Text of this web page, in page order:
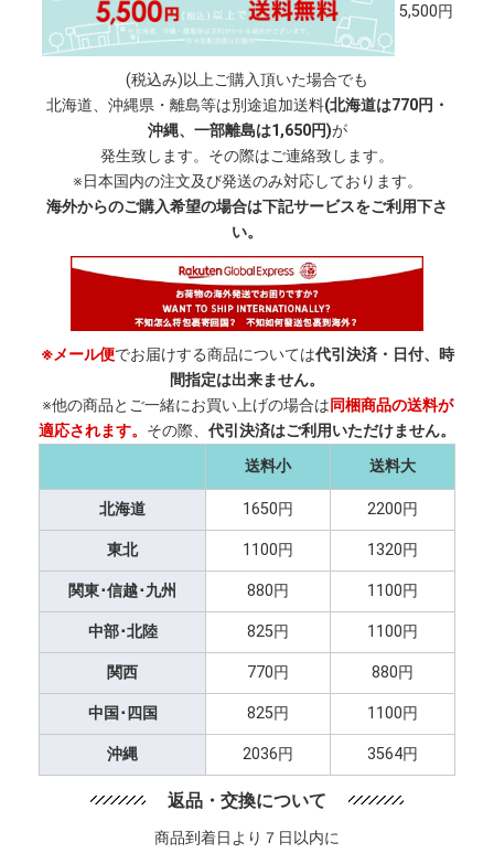
5,500円
(税込み)以上ご購入頂いた場合でも
北海道、沖縄県・離島等は別途追加送料(北海道は770円・
沖縄、一部離島は1,650円)が
発生致します。その際はご連絡致します。
※日本国内の注文及び発送のみ対応しております。
海外からのご購入希望の場合は下記サービスをご利用下さ
い。
※メール便でお届けする商品については代引決済・日付、時
間指定は出来ません。
※他の商品とご一緒にお買い上げの場合は同梱商品の送料が
適応されます。 その際、 代引決済はご利用いただけません。
送料小
送料大
北海道 1650円 2200円
東北 1100円 1320円
関東･信越･九州 880円 1100円
中部･北陸 825円 1100円
関西 770円 880円
中国･四国 825円 1100円
沖縄 2036円 3564円
返品・交換について
商品到着日より７日以内に